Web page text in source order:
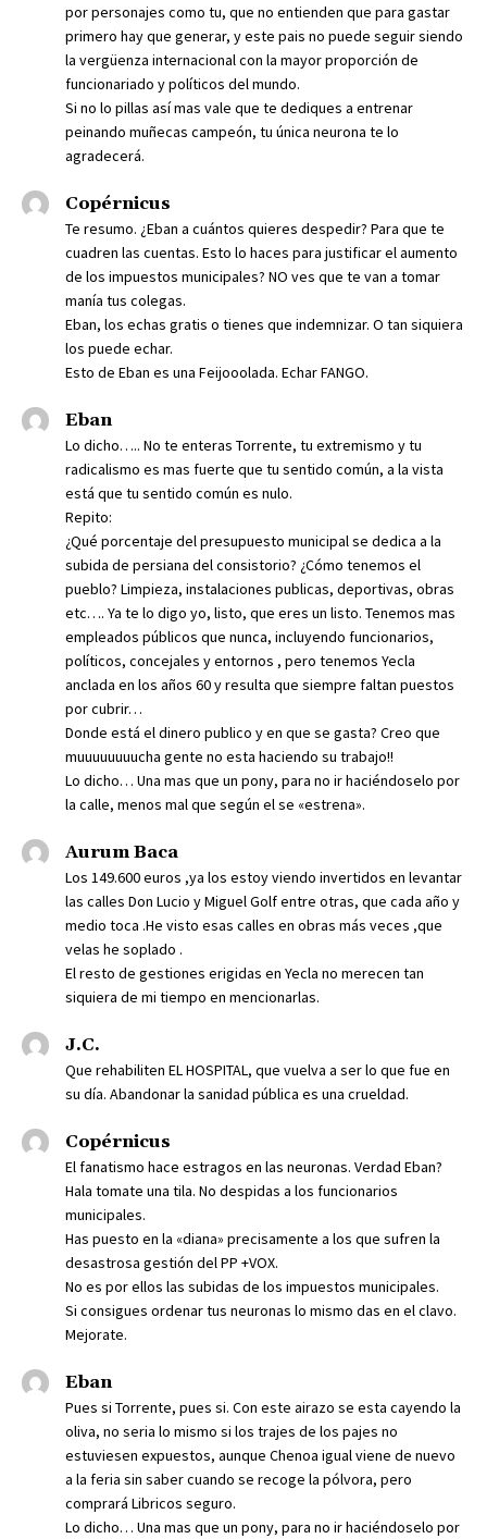
por personajes como tu, que no entienden que para gastar
primero hay que generar, y este pais no puede seguir siendo
la vergüenza internacional con la mayor proporción de
funcionariado y políticos del mundo.
Si no lo pillas así mas vale que te dediques a entrenar
peinando muñecas campeón, tu única neurona te lo
agradecerá.
Copérnicus
Te resumo. ¿Eban a cuántos quieres despedir? Para que te
cuadren las cuentas. Esto lo haces para justificar el aumento
de los impuestos municipales? NO ves que te van a tomar
manía tus colegas.
Eban, los echas gratis o tienes que indemnizar. O tan siquiera
los puede echar.
Esto de Eban es una Feijooolada. Echar FANGO.
Eban
Lo dicho….. No te enteras Torrente, tu extremismo y tu
radicalismo es mas fuerte que tu sentido común, a la vista
está que tu sentido común es nulo.
Repito:
¿Qué porcentaje del presupuesto municipal se dedica a la
subida de persiana del consistorio? ¿Cómo tenemos el
pueblo? Limpieza, instalaciones publicas, deportivas, obras
etc…. Ya te lo digo yo, listo, que eres un listo. Tenemos mas
empleados públicos que nunca, incluyendo funcionarios,
políticos, concejales y entornos , pero tenemos Yecla
anclada en los años 60 y resulta que siempre faltan puestos
por cubrir…
Donde está el dinero publico y en que se gasta? Creo que
muuuuuuuucha gente no esta haciendo su trabajo!!
Lo dicho… Una mas que un pony, para no ir haciéndoselo por
la calle, menos mal que según el se «estrena».
Aurum Baca
Los 149.600 euros ,ya los estoy viendo invertidos en levantar
las calles Don Lucio y Miguel Golf entre otras, que cada año y
medio toca .He visto esas calles en obras más veces ,que
velas he soplado .
El resto de gestiones erigidas en Yecla no merecen tan
siquiera de mi tiempo en mencionarlas.
J.C.
Que rehabiliten EL HOSPITAL, que vuelva a ser lo que fue en
su día. Abandonar la sanidad pública es una crueldad.
Copérnicus
El fanatismo hace estragos en las neuronas. Verdad Eban?
Hala tomate una tila. No despidas a los funcionarios
municipales.
Has puesto en la «diana» precisamente a los que sufren la
desastrosa gestión del PP +VOX.
No es por ellos las subidas de los impuestos municipales.
Si consigues ordenar tus neuronas lo mismo das en el clavo.
Mejorate.
Eban
Pues si Torrente, pues si. Con este airazo se esta cayendo la
oliva, no seria lo mismo si los trajes de los pajes no
estuviesen expuestos, aunque Chenoa igual viene de nuevo
a la feria sin saber cuando se recoge la pólvora, pero
comprará Libricos seguro.
Lo dicho… Una mas que un pony, para no ir haciéndoselo por